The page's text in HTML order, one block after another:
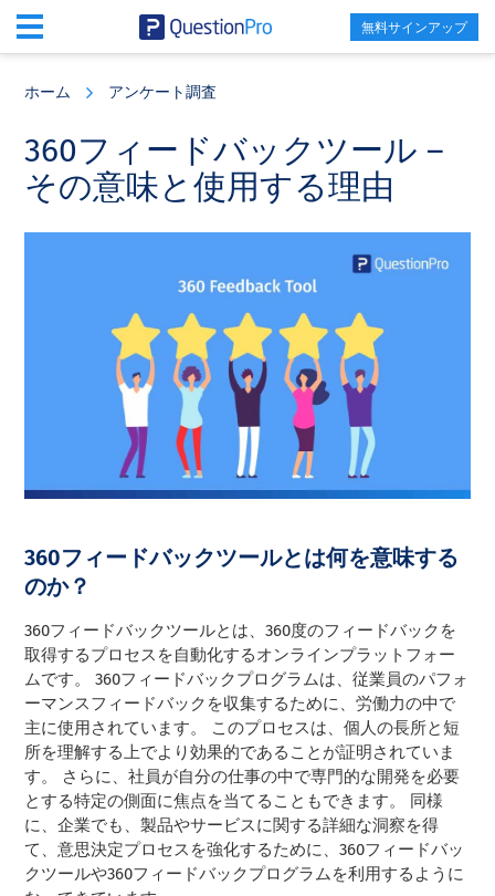
content
sidebar
無料サインアップ
ホーム アンケート調査
360フィードバックツール –
その意味と使用する理由
360フィードバックツールとは何を意味する
のか？
360フィードバックツールとは、360度のフィードバックを
取得するプロセスを自動化するオンラインプラットフォー
ムです。 360フィードバックプログラムは、従業員のパフォ
ーマンスフィードバックを収集するために、労働力の中で
主に使用されています。 このプロセスは、個人の長所と短
所を理解する上でより効果的であることが証明されていま
す。 さらに、社員が自分の仕事の中で専門的な開発を必要
とする特定の側面に焦点を当てることもできます。 同様
に、企業でも、製品やサービスに関する詳細な洞察を得
て、意思決定プロセスを強化するために、360フィードバッ
クツールや360フィードバックプログラムを利用するように